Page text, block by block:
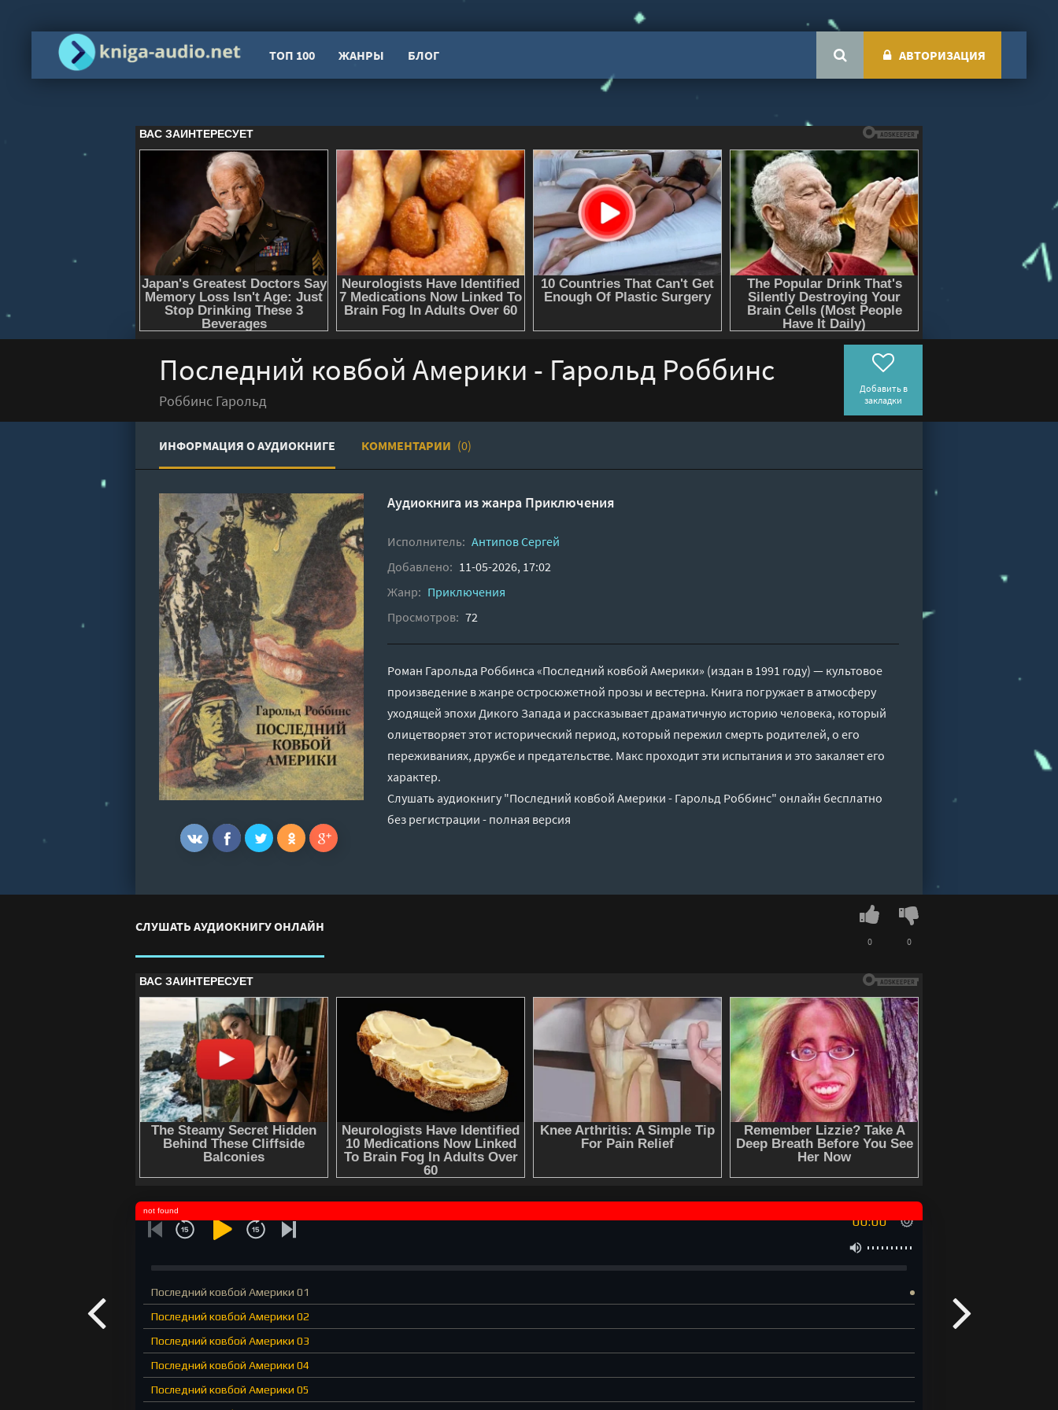
ТОП 100 ЖАНРЫ БЛОГ АВТОРИЗАЦИЯ
Последний ковбой Америки - Гарольд Роббинс
Роббинс Гарольд
Добавить в
закладки
ИНФОРМАЦИЯ О АУДИОКНИГЕ КОММЕНТАРИИ (0)
Аудиокнига из жанра Приключения
Исполнитель: Антипов Сергей
Добавлено: 11-05-2026, 17:02
Жанр: Приключения
Просмотров: 72
Роман Гарольда Роббинса «Последний ковбой Америки» (издан в 1991 году) — культовое
произведение в жанре остросюжетной прозы и вестерна. Книга погружает в атмосферу
уходящей эпохи Дикого Запада и рассказывает драматичную историю человека, который
олицетворяет этот исторический период, который пережил смерть родителей, о его
переживаниях, дружбе и предательстве. Макс проходит эти испытания и это закаляет его
характер.
Слушать аудиокнигу "Последний ковбой Америки - Гарольд Роббинс" онлайн бесплатно
без регистрации - полная версия
СЛУШАТЬ АУДИОКНИГУ ОНЛАЙН
0 0
00:00
Последний ковбой Америки 01
Последний ковбой Америки 02
Последний ковбой Америки 03
Последний ковбой Америки 04
Последний ковбой Америки 05
not found